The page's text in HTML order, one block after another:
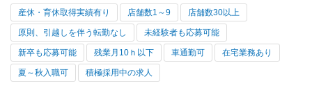
産休・育休取得実績有り 店舗数1～9 店舗数30以上
原則、引越しを伴う転勤なし 未経験者も応募可能
新卒も応募可能 残業月10ｈ以下 車通勤可 在宅業務あり
夏～秋入職可 積極採用中の求人